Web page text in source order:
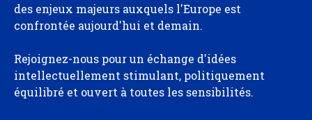
des enjeux majeurs auxquels l'Europe est
confrontée aujourd'hui et demain.
Rejoignez-nous pour un échange d'idées
intellectuellement stimulant, politiquement
équilibré et ouvert à toutes les sensibilités.